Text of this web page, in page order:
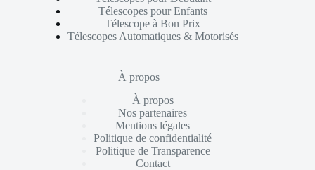
Télescopes pour Enfants
Télescope à Bon Prix
Télescopes Automatiques & Motorisés
À propos
À propos
Nos partenaires
Mentions légales
Politique de confidentialité
Politique de Transparence
Contact